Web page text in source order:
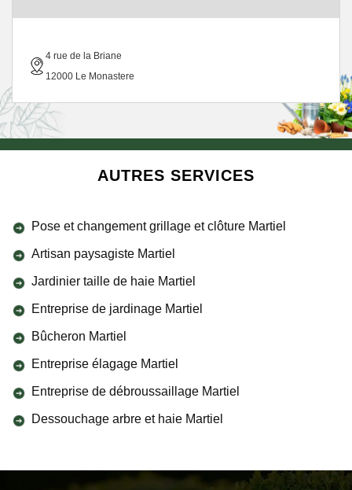
4 rue de la Briane
12000 Le Monastere
AUTRES SERVICES
Pose et changement grillage et clôture Martiel
Artisan paysagiste Martiel
Jardinier taille de haie Martiel
Entreprise de jardinage Martiel
Bûcheron Martiel
Entreprise élagage Martiel
Entreprise de débroussaillage Martiel
Dessouchage arbre et haie Martiel